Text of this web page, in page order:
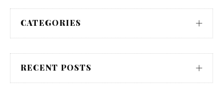
CATEGORIES
RECENT POSTS